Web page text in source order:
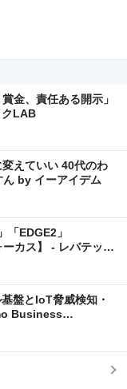
金、責任ある開示」
クLAB
えていい 40代のわ
ん by イーアイデム
「EDGE2」
カス】 - レバテック
盤とIoT脅威検知・
Business